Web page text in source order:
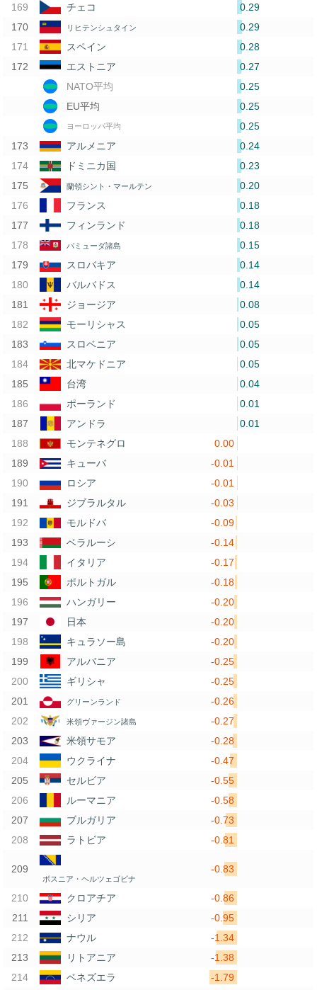
チェコ
0.29
リヒテンシュタイン
0.29
スペイン
0.28
エストニア
0.27
NATO平均
0.25
EU平均
0.25
ヨーロッパ平均
0.25
アルメニア
0.24
ドミニカ国
0.23
蘭領シント・マールテン
0.20
フランス
0.18
フィンランド
0.18
バミューダ諸島
0.15
スロバキア
0.14
バルバドス
0.14
ジョージア
0.08
モーリシャス
0.05
スロベニア
0.05
北マケドニア
0.05
台湾
0.04
ポーランド
0.01
アンドラ
0.01
モンテネグロ
0.00
キューバ
-0.01
ロシア
-0.01
ジブラルタル
-0.03
モルドバ
-0.09
ベラルーシ
-0.14
イタリア
-0.17
ポルトガル
-0.18
ハンガリー
-0.20
日本
-0.20
キュラソー島
-0.20
アルバニア
-0.25
ギリシャ
-0.25
グリーンランド -0.26
米領ヴァージン諸島
-0.27
米領サモア
-0.28
ウクライナ
-0.47
セルビア
-0.55
ルーマニア
-0.58
ブルガリア
-0.73
ラトビア
-0.81
ボスニア・ヘルツェゴビナ
-0.83
クロアチア
-0.86
シリア
-0.95
ナウル
-1.34
リトアニア
-1.38
ベネズエラ
-1.79